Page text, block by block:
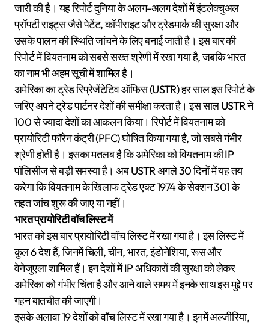
जारी की है। यह रिपोर्ट दुनिया के अलग-अलग देशों में इंटलेक्चुअल
प्रॉपर्टी राइट्स जैसे पेटेंट, कॉपीराइट और ट्रेडमार्क की सुरक्षा और
उसके पालन की स्थिति जांचने के लिए बनाई जाती है। इस बार की
रिपोर्ट में वियतनाम को सबसे सख्त श्रेणी में रखा गया है, जबकि भारत
का नाम भी अहम सूची में शामिल है।
अमेरिका का ट्रेड रिप्रेजेंटेटिव ऑफिस (USTR) हर साल इस रिपोर्ट के
जरिए अपने ट्रेड पार्टनर देशों की समीक्षा करता है। इस साल USTR ने
100 से ज्यादा देशों का आकलन किया। रिपोर्ट में वियतनाम को
प्रायोरिटी फॉरेन कंट्री (PFC) घोषित किया गया है, जो सबसे गंभीर
श्रेणी होती है। इसका मतलब है कि अमेरिका को वियतनाम की IP
पॉलिसीज से बड़ी समस्या है। अब USTR अगले 30 दिनों में यह तय
करेगा कि वियतनाम के खिलाफ ट्रेड एक्ट 1974 के सेक्शन 301 के
तहत जांच शुरू की जाए या नहीं।
भारत प्रायोरिटी वॉच लिस्ट में
भारत को इस बार प्रायोरिटी वॉच लिस्ट में रखा गया है। इस लिस्ट में
कुल 6 देश हैं, जिनमें चिली, चीन, भारत, इंडोनेशिया, रूस और
वेनेजुएला शामिल हैं। इन देशों में IP अधिकारों की सुरक्षा को लेकर
अमेरिका को गंभीर चिंता है और आने वाले समय में इनके साथ इस मुद्दे पर
गहन बातचीत की जाएगी।
इसके अलावा 19 देशों को वॉच लिस्ट में रखा गया है। इनमें अल्जीरिया,